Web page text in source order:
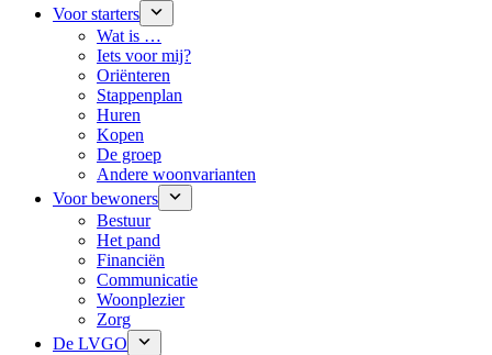
Voor starters
Wat is …
Iets voor mij?
Oriënteren
Stappenplan
Huren
Kopen
De groep
Andere woonvarianten
Voor bewoners
Bestuur
Het pand
Financiën
Communicatie
Woonplezier
Zorg
De LVGO